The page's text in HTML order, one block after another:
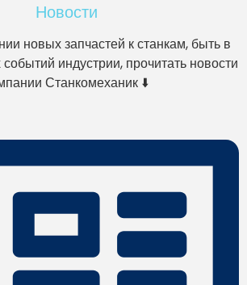
Новости
новых запчастей к станкам, быть в
индустрии, прочитать новости
Станкомеханик ⬇️